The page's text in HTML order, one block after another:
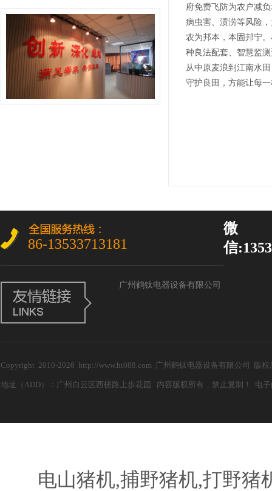
府免费飞防为农户减
病虫害、渍涝等风险
农为邦本，本固邦宁
种良法配套、智慧监
从中原麦浪到江南水
守护良田，方能让每
86-13533713181
微
信
广州鹤钛电器设备有限公司
Copyright 2010-2026 http://www.ht088.com 广州鹤钛电器设备有限公司 版
地址（ADD）：广州白云区西槎路上步花园 内容版权所有，禁止复制！ 电
电山猪机,捕野猪机,打野猪